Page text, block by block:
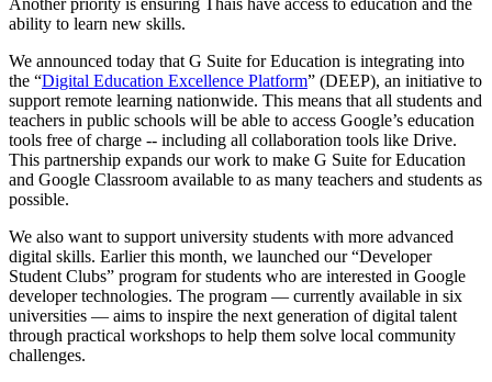
Another priority is ensuring Thais have access to education and the
ability to learn new skills.
We announced today that G Suite for Education is integrating into
the “Digital Education Excellence Platform” (DEEP), an initiative to
support remote learning nationwide. This means that all students and
teachers in public schools will be able to access Google’s education
tools free of charge -- including all collaboration tools like Drive.
This partnership expands our work to make G Suite for Education
and Google Classroom available to as many teachers and students as
possible.
We also want to support university students with more advanced
digital skills. Earlier this month, we launched our “Developer
Student Clubs” program for students who are interested in Google
developer technologies. The program — currently available in six
universities — aims to inspire the next generation of digital talent
through practical workshops to help them solve local community
challenges.